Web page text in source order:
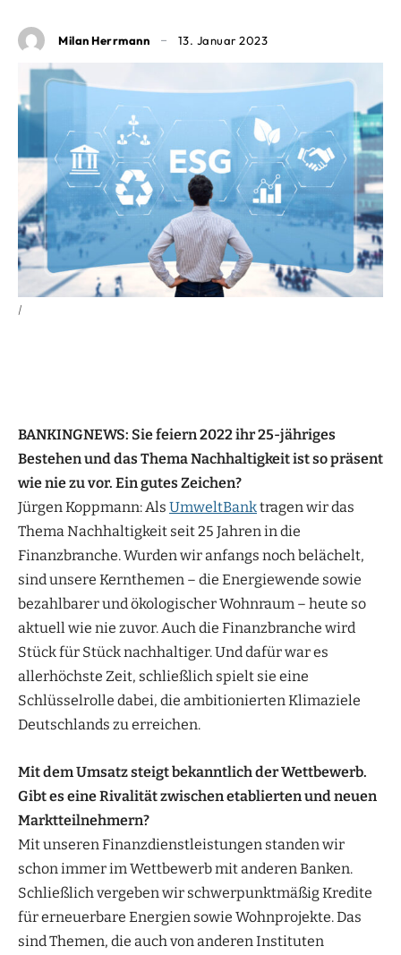
Milan Herrmann 13. Januar 2023
|
BANKINGNEWS: Sie feiern 2022 ihr 25-jähriges
Bestehen und das Thema Nachhaltigkeit ist so präsent
wie nie zu vor. Ein gutes Zeichen?
Jürgen Koppmann: Als UmweltBanktragen wir das
Thema Nachhaltigkeit seit 25 Jahren in die
Finanzbranche. Wurden wir anfangs noch belächelt,
sind unsere Kernthemen – die Energiewende sowie
bezahlbarer und ökologischer Wohnraum – heute so
aktuell wie nie zuvor. Auch die Finanzbranche wird
Stück für Stück nachhaltiger. Und dafür war es
allerhöchste Zeit, schließlich spielt sie eine
Schlüsselrolle dabei, die ambitionierten Klimaziele
Deutschlands zu erreichen.
Mit dem Umsatz steigt bekanntlich der Wettbewerb.
Gibt es eine Rivalität zwischen etablierten und neuen
Marktteilnehmern?
Mit unseren Finanzdienstleistungen standen wir
schon immer im Wettbewerb mit anderen Banken.
Schließlich vergeben wir schwerpunktmäßig Kredite
für erneuerbare Energien sowie Wohnprojekte. Das
sind Themen, die auch von anderen Instituten